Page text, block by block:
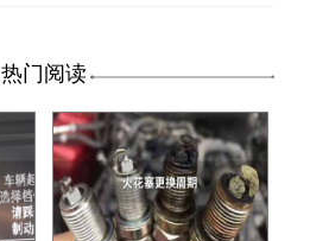
热门阅读